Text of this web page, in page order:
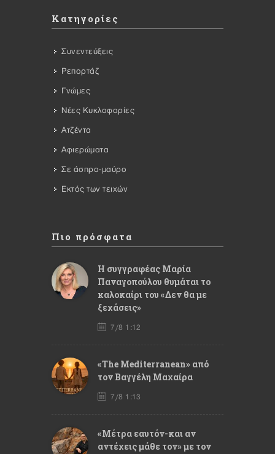
Κατηγορίες
Συνεντεύξεις
Ρεπορτάζ
Γνώμες
Νέες Κυκλοφορίες
Ατζέντα
Αφιερώματα
Σε άσπρο-μαύρο
Εκτός των τειχών
Πιο πρόσφατα
Η συγγραφέας Μαρία
Παναγοπούλου θυμάται το
καλοκαίρι του «Δεν θα με
ξεχάσεις»
7/8 1:12
«The Mediterranean» από
τον Βαγγέλη Μαχαίρα
7/8 1:13
«Μέτρα εαυτόν-και αν
αντέχεις μάθε τον» με τον